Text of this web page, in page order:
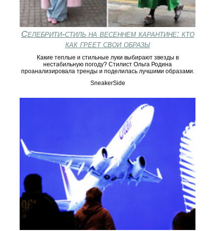
Селебрити-стиль на весеннем карантине: кто
как греет свои образы
Какие теплые и стильные луки выбирают звезды в
нестабильную погоду? Стилист Ольга Родина
проанализировала тренды и поделилась лучшими образами.
SneakerSide